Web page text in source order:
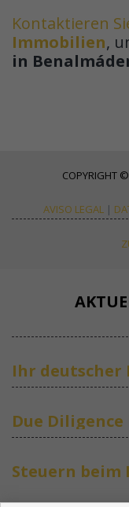
Kontaktieren
Immobilien,
in
COPYRIGHT ©
AVISO LEGAL |